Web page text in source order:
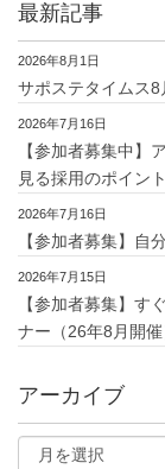
最新記事
2026年8月1日
サポステタイムス
2026年7月16日
【参加者募集中】
見る採用のポイン
2026年7月16日
【参加者募集】自
2026年7月15日
【参加者募集】す
ナー（26年8月開催
アーカイブ